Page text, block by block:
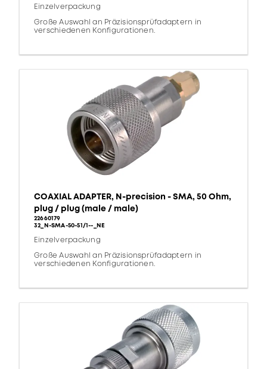
Einzelverpackung
Große Auswahl an Präzisionsprüfadaptern in
verschiedenen Konfigurationen.
COAXIAL ADAPTER, N-precision - SMA, 50 Ohm,
plug / plug (male / male)
22660179
32_N-SMA-50-51/1--_NE
Einzelverpackung
Große Auswahl an Präzisionsprüfadaptern in
verschiedenen Konfigurationen.